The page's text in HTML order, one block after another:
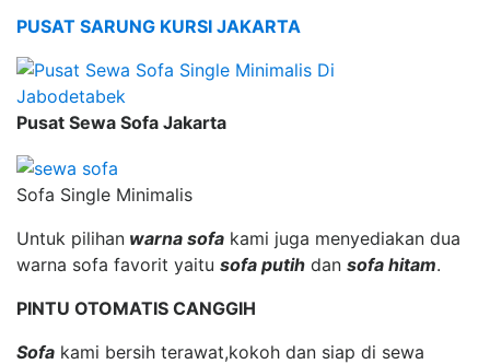
PUSAT SARUNG KURSI JAKARTA
Pusat Sewa Sofa Jakarta
Sofa Single Minimalis
Untuk pilihan warna sofa kami juga menyediakan dua
warna sofa favorit yaitu sofa putih dan sofa hitam.
PINTU OTOMATIS CANGGIH
Sofa kami bersih terawat,kokoh dan siap di sewa